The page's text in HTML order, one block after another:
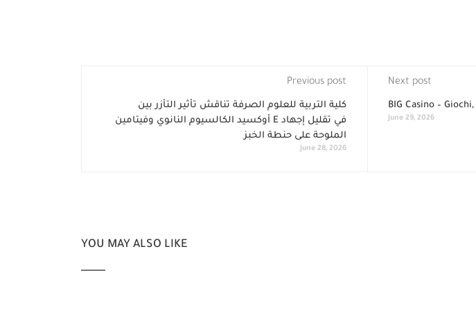
Previous post
كلية التربية للعلوم الصرفة تناقش تأثير التأزر بين
أوكسيد الكالسيوم النانوي وفيتامين E في تقليل إجهاد
الملوحة على حنطة الخبز
June 28, 2026
Next post
BIG Casino –
June 29, 2026
YOU MAY ALSO LIKE